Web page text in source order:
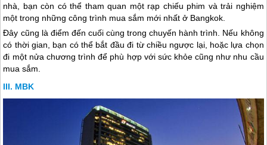
nhà, bạn còn có thể tham quan một rạp chiếu phim và trải nghiệm
một trong những công trình mua sắm mới nhất ở Bangkok.
Đây cũng là điểm đến cuối cùng trong chuyến hành trình. Nếu không
có thời gian, bạn có thể bắt đầu đi từ chiều ngược lại, hoặc lựa chọn
đi một nửa chương trình để phù hợp với sức khỏe cũng như nhu cầu
mua sắm.
MBK